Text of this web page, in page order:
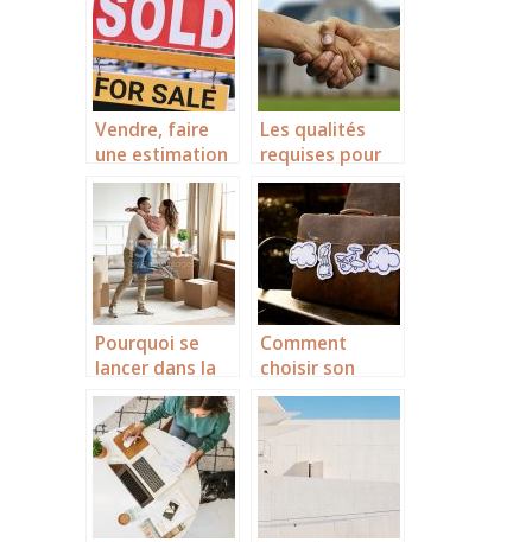
t votre mobilier
lors du
déménagement
!
bois?
Vendre, faire
une estimation
maison en ligne
dans le gard.
Les qualités
requises pour
devenir
conseiller
immobilier
Pourquoi se
lancer dans la
rénovation de
la maison ?
Comment
choisir son
agence de
voyage ?